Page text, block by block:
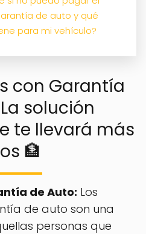
de auto y qué
para mi vehículo?
con Garantía
solución
te llevará más
🏦
de Auto: Los
de auto son una
personas que